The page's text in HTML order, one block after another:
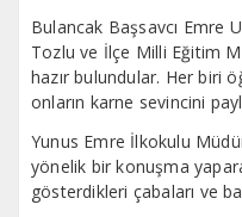
Bulancak Başsavcı Emre
Tozlu ve İlçe Milli Eğitim
hazır bulundular. Her biri
onların karne sevincini
Yunus Emre İlkokulu
yönelik bir konuşma
gösterdikleri çabaları ve